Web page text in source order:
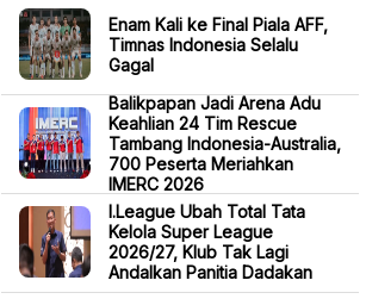
Enam Kali ke Final Piala AFF,
Timnas Indonesia Selalu
Gagal
Balikpapan Jadi Arena Adu
Keahlian 24 Tim Rescue
Tambang Indonesia-Australia,
700 Peserta Meriahkan
IMERC 2026
I.League Ubah Total Tata
Kelola Super League
2026/27, Klub Tak Lagi
Andalkan Panitia Dadakan